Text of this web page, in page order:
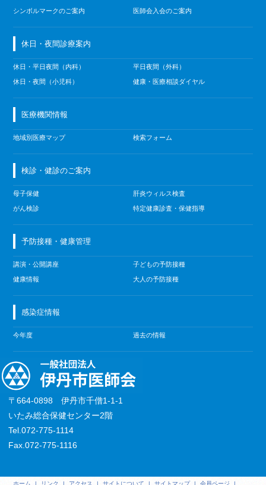
シンボルマークのご案内 医師会入会のご案内
休日・夜間診療案内
休日・平日夜間（内科）
休日・夜間（小児科）
平日夜間（外科）
健康・医療相談ダイヤル
医療機関情報
地域別医療マップ 検索フォーム
検診・健診のご案内
母子保健
がん検診
肝炎ウィルス検査
特定健康診査・保健指導
予防接種・健康管理
講演・公開講座
健康情報
子どもの予防接種
大人の予防接種
感染症情報
今年度 過去の情報
〒664-0898 伊丹市千僧1-1-1
いたみ総合保健センター2階
Tel.072-775-1114
Fax.072-775-1116
ホーム | リンク | アクセス | サイトについて | サイトマップ | 会員ページ |